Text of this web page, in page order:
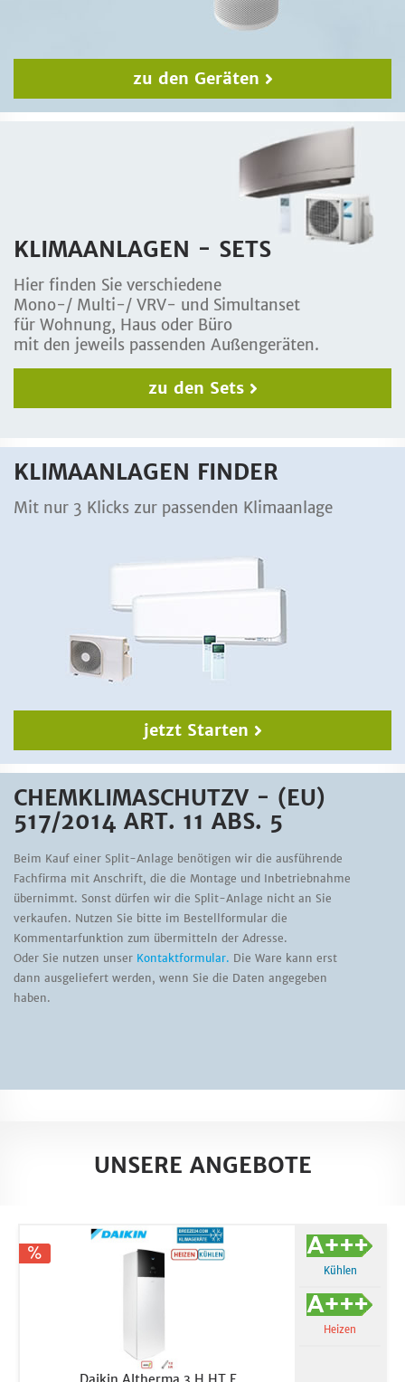
zu den Geräten
KLIMAANLAGEN - SETS
Hier finden Sie verschiedene
Mono-/ Multi-/ VRV- und Simultanset
für Wohnung, Haus oder Büro
mit den jeweils passenden Außengeräten.
zu den Sets
KLIMAANLAGEN FINDER
Mit nur 3 Klicks zur passenden Klimaanlage
jetzt Starten
CHEMKLIMASCHUTZV - (EU)
517/2014 ART. 11 ABS. 5
Beim Kauf einer Split-Anlage benötigen wir die ausführende
Fachfirma mit Anschrift, die die Montage und Inbetriebnahme
übernimmt. Sonst dürfen wir die Split-Anlage nicht an Sie
verkaufen. Nutzen Sie bitte im Bestellformular die
Kommentarfunktion zum übermitteln der Adresse.
Oder Sie nutzen unser Kontaktformular. Die Ware kann erst
dann ausgeliefert werden, wenn Sie die Daten angegeben
haben.
UNSERE ANGEBOTE
Kühlen
Heizen